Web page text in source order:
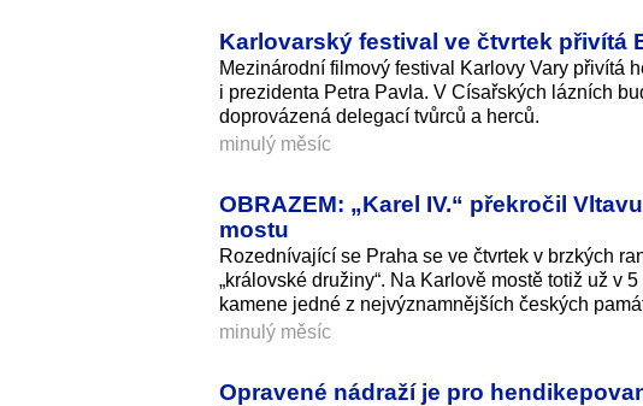
Karlovarský festival ve čtvrtek přivítá
Mezinárodní filmový festival Karlovy Vary přivítá
i prezidenta Petra Pavla. V Císařských lázních
doprovázená delegací tvůrců a herců.
minulý měsíc
OBRAZEM: „Karel IV.“ překročil
mostu
Rozednívající se Praha se ve čtvrtek v brzkých
„královské družiny“. Na Karlově mostě totiž už
kamene jedné z nejvýznamnějších českých
minulý měsíc
Opravené nádraží je pro